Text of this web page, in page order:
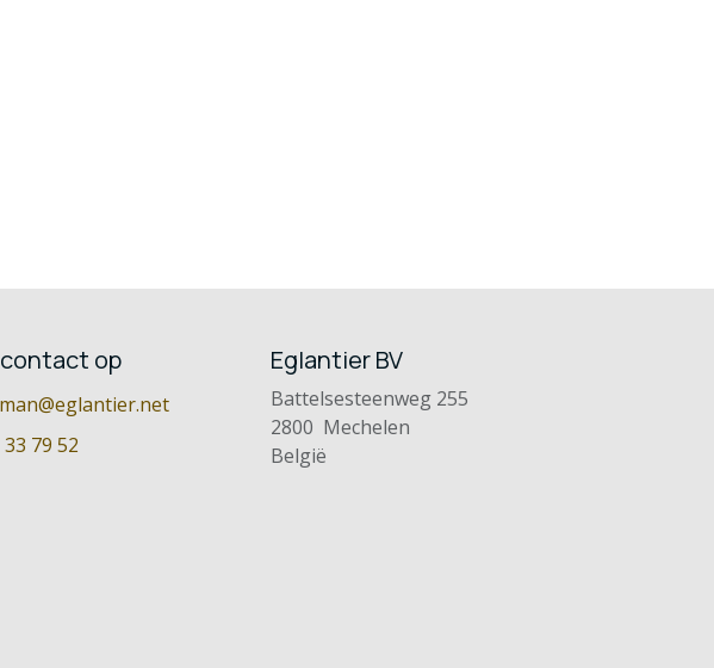
op
79 52
Eglantier BV
Battelsesteenweg 255
2800 Mechelen
België